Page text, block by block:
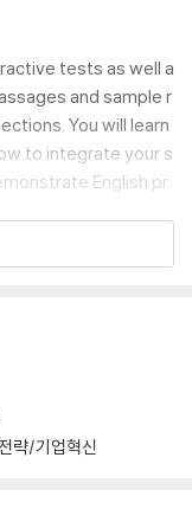
tests as well a
and sample r
You will learn
to integrate your s
English pr
the latest exa
writing test section
략/기업혁신